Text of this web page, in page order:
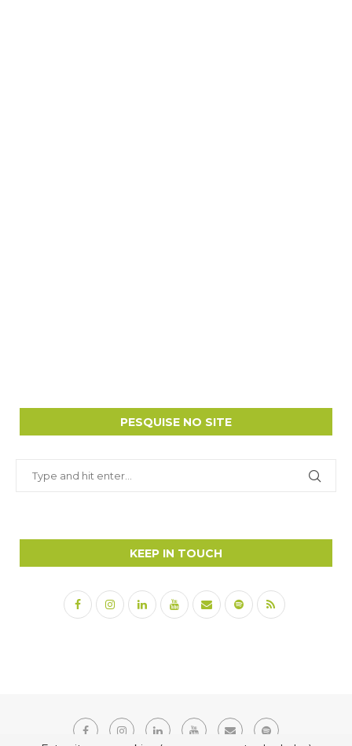
PESQUISE NO SITE
KEEP IN TOUCH